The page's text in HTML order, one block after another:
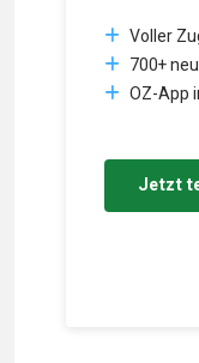
Voller
700+
OZ-App
Jetzt